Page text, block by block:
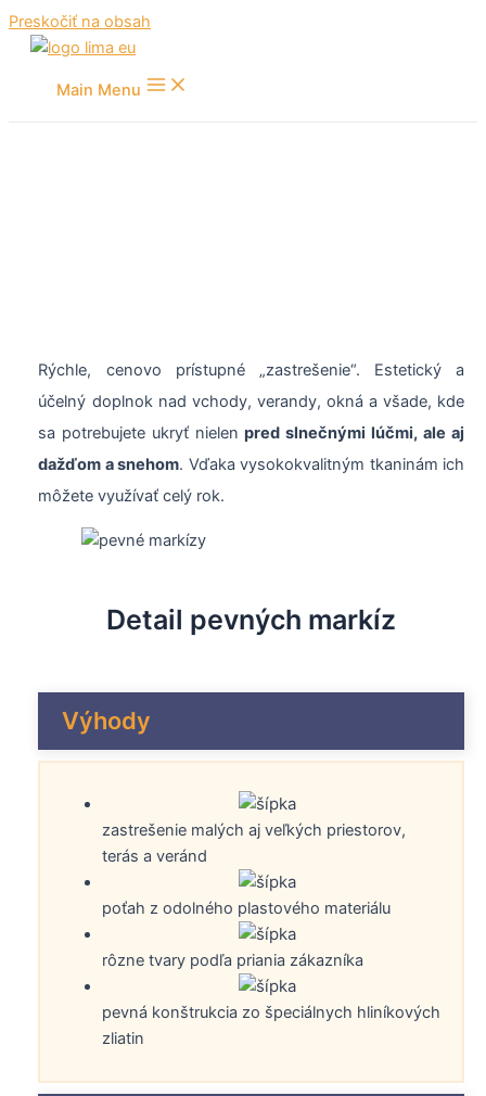
Preskočiť na obsah
Main Menu
Rýchle, cenovo prístupné „zastrešenie“. Estetický a
účelný doplnok nad vchody, verandy, okná a všade, kde
sa potrebujete ukryť nielen pred slnečnými lúčmi, ale aj
dažďom a snehom. Vďaka vysokokvalitným tkaninám ich
môžete využívať celý rok.
Detail pevných markíz
Výhody
zastrešenie malých aj veľkých priestorov,
terás a veránd
poťah z odolného plastového materiálu
rôzne tvary podľa priania zákazníka
pevná konštrukcia zo špeciálnych hliníkových
zliatin